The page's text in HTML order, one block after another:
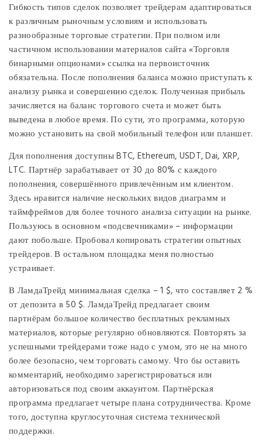
Гибкость типов сделок позволяет трейдерам адаптироваться
к различным рыночным условиям и использовать
разнообразные торговые стратегии. При полном или
частичном использовании материалов сайта «Торговля
бинарными опционами» ссылка на первоисточник
обязательна. После пополнения баланса можно приступать к
анализу рынка и совершению сделок. Полученная прибыль
зачисляется на баланс торгового счета и может быть
выведена в любое время. По сути, это программа, которую
можно установить на свой мобильный телефон или планшет.
Для пополнения доступны BTC, Ethereum, USDT, Dai, XRP,
LTC. Партнёр зарабатывает от 30 до 80% с каждого
пополнения, совершённого привлечённым им клиентом.
Здесь нравится наличие нескольких видов диаграмм и
таймфреймов для более точного анализа ситуации на рынке.
Пользуюсь в основном «подсвечниками» – информации
дают побольше. Пробовал копировать стратегии опытных
трейдеров. В остальном площадка меня полностью
устраивает.
В ЛамдаТрейд минимальная сделка – 1 $, что составляет 2 %
от депозита в 50 $. ЛамдаТрейд предлагает своим
партнёрам большое количество бесплатных рекламных
материалов, которые регулярно обновляются. Повторять за
успешными трейдерами тоже надо с умом, это не на много
более безопасно, чем торговать самому. Что бы оставить
комментарий, необходимо зарегистрироваться или
авторизоваться под своим аккаунтом. Партнёрская
программа предлагает четыре плана сотрудничества. Кроме
того, доступна круглосуточная система технической
поддержки.